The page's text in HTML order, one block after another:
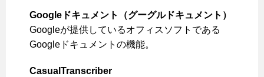
Googleドキュメント（グーグルドキュメント）
Googleが提供しているオフィスソフトである
Googleドキュメントの機能。
CasualTranscriber